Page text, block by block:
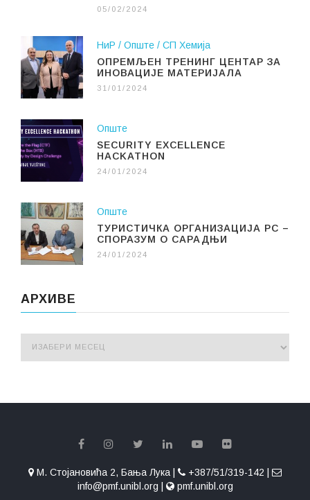
05/02/2024
НиР Опште
СП Хемија
ОПРЕМЉЕН ТРЕНИНГ ЦЕНТАР ЗА
ИНОВАЦИЈЕ МАТЕРИЈАЛА
31/01/2024
Опште
SECURITY EXCELLENCE
HACKATHON
24/01/2024
Опште
ТУРИСТИЧКА ОРГАНИЗАЦИЈА РС –
СПОРАЗУМ О САРАДЊИ
24/01/2024
АРХИВЕ
М. Стојановића 2, Бања Лука |
+387/51/319-142 |
info@pmf.unibl.org |
pmf.unibl.org